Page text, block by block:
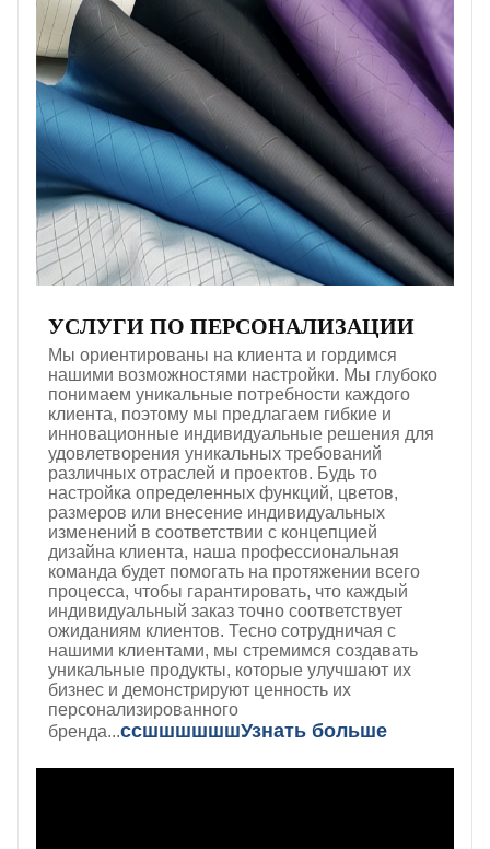
УСЛУГИ ПО ПЕРСОНАЛИЗАЦИИ
Мы ориентированы на клиента и гордимся
нашими возможностями настройки. Мы глубоко
понимаем уникальные потребности каждого
клиента, поэтому мы предлагаем гибкие и
инновационные индивидуальные решения для
удовлетворения уникальных требований
различных отраслей и проектов. Будь то
настройка определенных функций, цветов,
размеров или внесение индивидуальных
изменений в соответствии с концепцией
дизайна клиента, наша профессиональная
команда будет помогать на протяжении всего
процесса, чтобы гарантировать, что каждый
индивидуальный заказ точно соответствует
ожиданиям клиентов. Тесно сотрудничая с
нашими клиентами, мы стремимся создавать
уникальные продукты, которые улучшают их
бизнес и демонстрируют ценность их
персонализированного
бренда...ссшшшшшшУзнать больше